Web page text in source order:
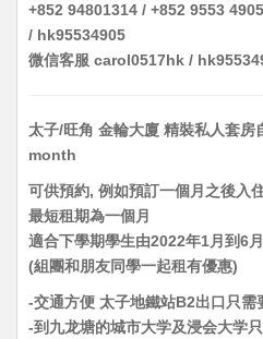
+852 94801314 / +852 9553
/ hk95534905
微信客服 carol0517hk /
太子/旺角 金輪大廈 精裝私人套
month
可供預約, 例如預訂一個月之後入
最短租期為一個月
適合下學期學生由2022年1月到6
(組團和朋友同學一起租有優惠)
-交通方便 太子地鐵站B2出口只需
-到九龙塘的城市大学及浸会大学